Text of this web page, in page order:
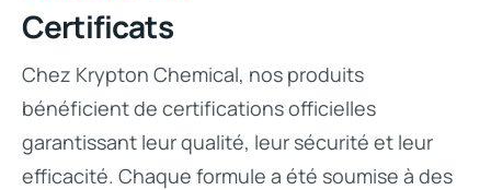
Certificats
Chez Krypton Chemical, nos produits
bénéficient de certifications officielles
garantissant leur qualité, leur sécurité et leur
efficacité. Chaque formule a été soumise à des